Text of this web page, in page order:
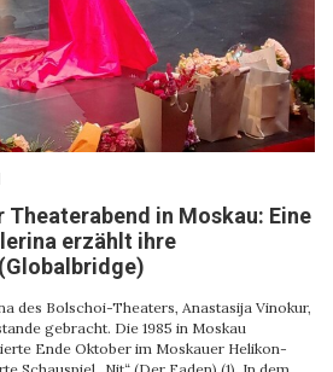
Theaterabend in Moskau: Eine
erzählt ihre
des Bolschoi-Theaters, Anastasija Vinokur,
gebracht. Die 1985 in Moskau
Ende Oktober im Moskauer Helikon-
Schauspiel „Nit“ (Der Faden) (1). In dem